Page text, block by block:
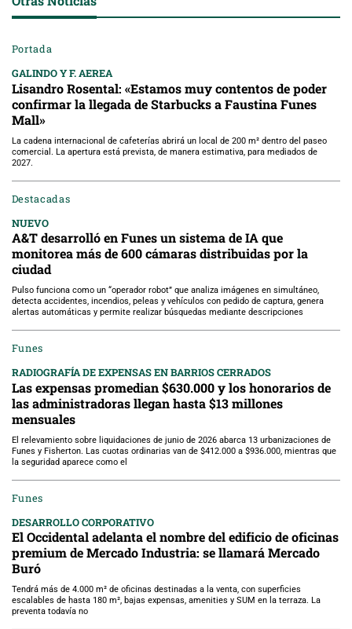
Portada
GALINDO Y F. AEREA
Lisandro Rosental: «Estamos muy contentos de poder
confirmar la llegada de Starbucks a Faustina Funes
Mall»
La cadena internacional de cafeterías abrirá un local de 200 m² dentro del paseo
comercial. La apertura está prevista, de manera estimativa, para mediados de
2027.
Destacadas
NUEVO
A&T desarrolló en Funes un sistema de IA que
monitorea más de 600 cámaras distribuidas por la
ciudad
Pulso funciona como un “operador robot” que analiza imágenes en simultáneo,
detecta accidentes, incendios, peleas y vehículos con pedido de captura, genera
alertas automáticas y permite realizar búsquedas mediante descripciones
Funes
RADIOGRAFÍA DE EXPENSAS EN BARRIOS CERRADOS
Las expensas promedian $630.000 y los honorarios de
las administradoras llegan hasta $13 millones
mensuales
El relevamiento sobre liquidaciones de junio de 2026 abarca 13 urbanizaciones de
Funes y Fisherton. Las cuotas ordinarias van de $412.000 a $936.000, mientras que
la seguridad aparece como el
Funes
DESARROLLO CORPORATIVO
El Occidental adelanta el nombre del edificio de oficinas
premium de Mercado Industria: se llamará Mercado
Buró
Tendrá más de 4.000 m² de oficinas destinadas a la venta, con superficies
escalables de hasta 180 m², bajas expensas, amenities y SUM en la terraza. La
preventa todavía no